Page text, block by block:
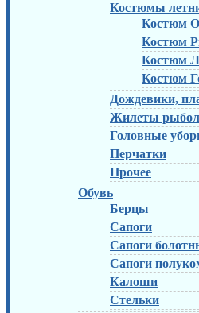
Костюмы
Костюм
Костюм
Костюм
Костюм
Дождевики,
Жилеты
Головные
Перчатки
Прочее
Обувь
Берцы
Сапоги
Сапоги
Сапоги
Калоши
Стельки